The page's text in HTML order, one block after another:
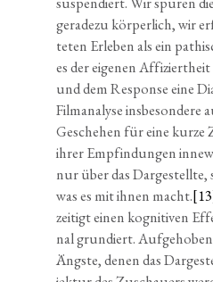
gera­de­zu kör­per­lich, wir
te­ten Erle­ben als ein
es der eige­nen
und dem Respon­se eine
Film­ana­ly­se ins­be­son­de­re
Gesche­hen für eine kur­ze
ihrer Emp­fin­dun­gen
nur über das
was es mit ihnen macht.
zei­tigt einen kogni­ti­ven
nal grun­diert.
Ängs­te, denen das